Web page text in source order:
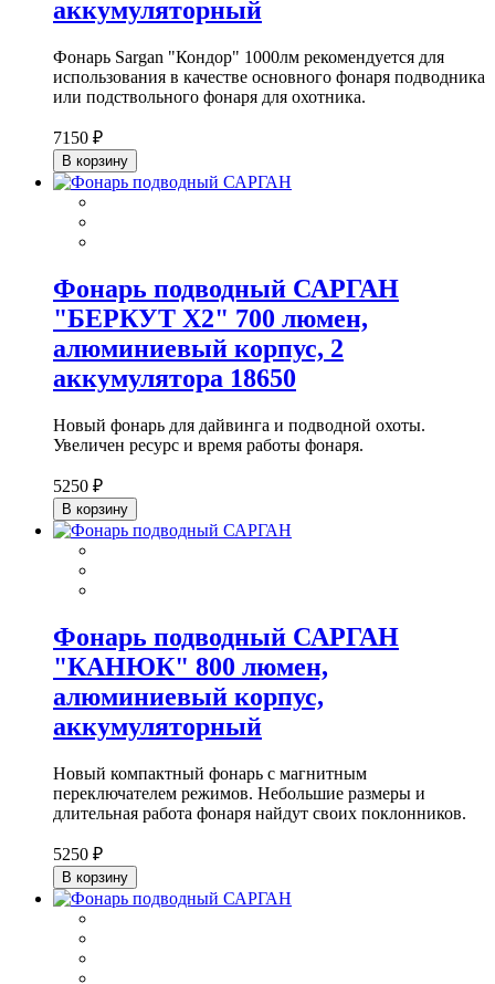
аккумуляторный
Фонарь Sargan "Кондор" 1000лм рекомендуется для
использования в качестве основного фонаря подводника
или подствольного фонаря для охотника.
7150 ₽
В корзину
Фонарь подводный САРГАН
"БЕРКУТ Х2" 700 люмен,
алюминиевый корпус, 2
аккумулятора 18650
Новый фонарь для дайвинга и подводной охоты.
Увеличен ресурс и время работы фонаря.
5250 ₽
В корзину
Фонарь подводный САРГАН
"КАНЮК" 800 люмен,
алюминиевый корпус,
аккумуляторный
Новый компактный фонарь с магнитным
переключателем режимов. Небольшие размеры и
длительная работа фонаря найдут своих поклонников.
5250 ₽
В корзину